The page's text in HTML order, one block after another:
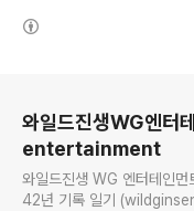
와일드진생WG엔터
entertainment
와일드진생 WG 엔터테인
42년 기록 일기 (wildginseng.or.kr -